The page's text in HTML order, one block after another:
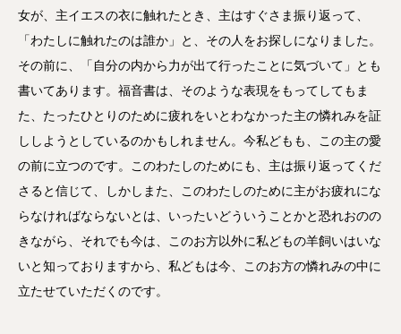
女が、主イエスの衣に触れたとき、主はすぐさま振り返って、
「わたしに触れたのは誰か」と、その人をお探しになりました。
その前に、「自分の内から力が出て行ったことに気づいて」とも
書いてあります。福音書は、そのような表現をもってしてもま
た、たったひとりのために疲れをいとわなかった主の憐れみを証
ししようとしているのかもしれません。今私どもも、この主の愛
の前に立つのです。このわたしのためにも、主は振り返ってくだ
さると信じて、しかしまた、このわたしのために主がお疲れにな
らなければならないとは、いったいどういうことかと恐れおのの
きながら、それでも今は、このお方以外に私どもの羊飼いはいな
いと知っておりますから、私どもは今、このお方の憐れみの中に
立たせていただくのです。